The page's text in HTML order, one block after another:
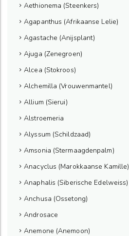
Aethionema (Steenkers)
Agapanthus (Afrikaanse Lelie)
Agastache (Anijsplant)
Ajuga (Zenegroen)
Alcea (Stokroos)
Alchemilla (Vrouwenmantel)
Allium (Sierui)
Alstroemeria
Alyssum (Schildzaad)
Amsonia (Stermaagdenpalm)
Anacyclus (Marokkaanse Kamille)
Anaphalis (Siberische Edelweiss)
Anchusa (Ossetong)
Androsace
Anemone (Anemoon)